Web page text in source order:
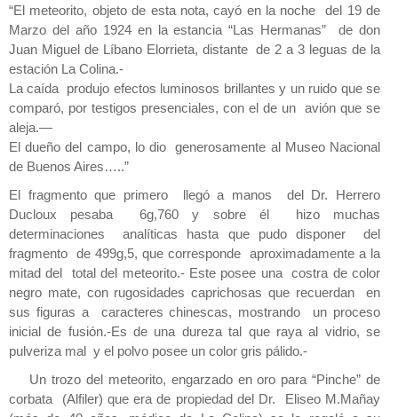
“El meteorito, objeto de esta nota, cayó en la noche del 19 de
Marzo del año 1924 en la estancia “Las Hermanas” de don
Juan Miguel de Líbano Elorrieta, distante de 2 a 3 leguas de la
estación La Colina.-
La caída produjo efectos luminosos brillantes y un ruido que se
comparó, por testigos presenciales, con el de un avión que se
aleja.—
El dueño del campo, lo dio generosamente al Museo Nacional
de Buenos Aires…..”
El fragmento que primero llegó a manos del Dr. Herrero
Ducloux pesaba 6g,760 y sobre él hizo muchas
determinaciones analíticas hasta que pudo disponer del
fragmento de 499g,5, que corresponde aproximadamente a la
mitad del total del meteorito.- Este posee una costra de color
negro mate, con rugosidades caprichosas que recuerdan en
sus figuras a caracteres chinescas, mostrando un proceso
inicial de fusión.-Es de una dureza tal que raya al vidrio, se
pulveriza mal y el polvo posee un color gris pálido.-
Un trozo del meteorito, engarzado en oro para “Pinche” de
corbata (Alfiler) que era de propiedad del Dr. Eliseo M.Mañay